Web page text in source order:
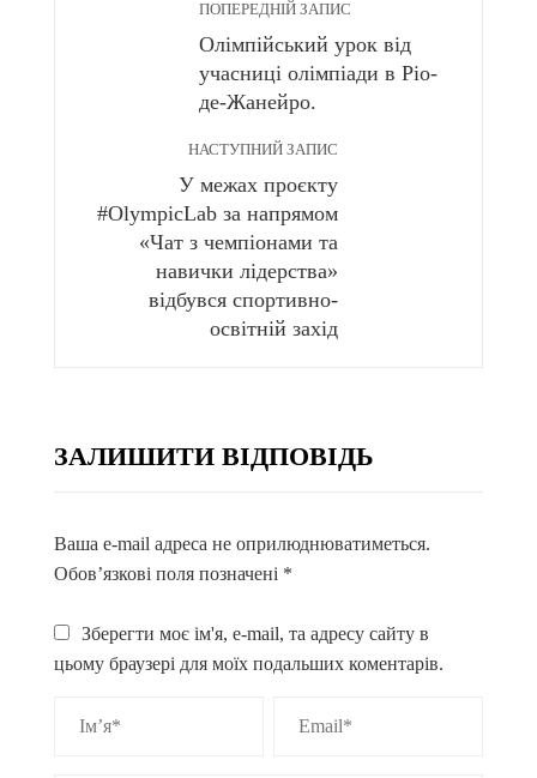
ПОПЕРЕДНІЙ ЗАПИС
Олімпійський урок від
учасниці олімпіади в Ріо-
де-Жанейро.
НАСТУПНИЙ ЗАПИС
У межах проєкту
#OlympicLab за напрямом
«Чат з чемпіонами та
навички лідерства»
відбувся спортивно-
освітній захід
ЗАЛИШИТИ ВІДПОВІДЬ
Ваша e-mail адреса не оприлюднюватиметься.
Обов’язкові поля позначені *
Зберегти моє ім'я, e-mail, та адресу сайту в
цьому браузері для моїх подальших коментарів.